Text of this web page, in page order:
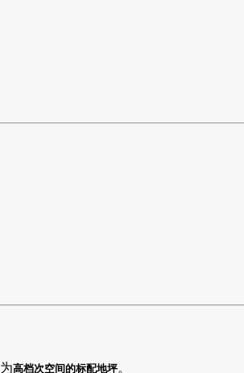
高档次空间的标配地坪。